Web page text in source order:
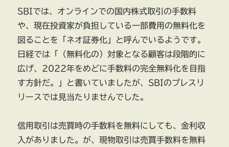
SBIでは、オンラインでの国内株式取引の手数料
や、現在投資家が負担している一部費用の無料化を
図ることを「ネオ証券化」と呼んでいるようです。
日経では「（無料化の）対象となる顧客は段階的に
広げ、2022年をめどに手数料の完全無料化を目指
す方針だ。」と書いていましたが、SBIのプレスリ
リースでは見当たりませんでした。
信用取引は売買時の手数料を無料にしても、金利収
入がありました。が、現物取引は売買手数料を無料